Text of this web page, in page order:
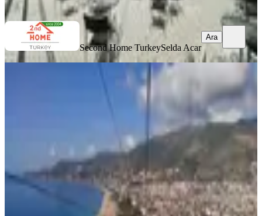
Ara
Second Home TurkeySelda Acar
Ara
Alanya Damlataş Mevkiinde Satılık
20 Odalı Pansiyon
45.000.000 ₺
ALANYA EMLAK TAKİP Ahmet Yüksel